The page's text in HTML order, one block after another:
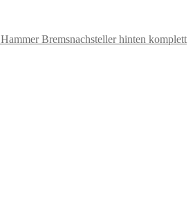
Hammer Bremsnachsteller hinten komplett